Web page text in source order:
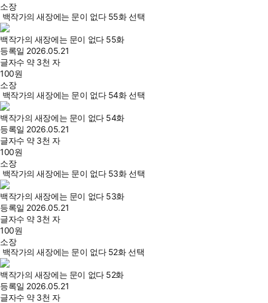
소장
백작가의 새장에는 문이 없다 55화 선택
백작가의 새장에는 문이 없다 55화
등록일 2026.05.21
글자수 약 3천 자
100원
소장
백작가의 새장에는 문이 없다 54화 선택
백작가의 새장에는 문이 없다 54화
등록일 2026.05.21
글자수 약 3천 자
100원
소장
백작가의 새장에는 문이 없다 53화 선택
백작가의 새장에는 문이 없다 53화
등록일 2026.05.21
글자수 약 3천 자
100원
소장
백작가의 새장에는 문이 없다 52화 선택
백작가의 새장에는 문이 없다 52화
등록일 2026.05.21
글자수 약 3천 자